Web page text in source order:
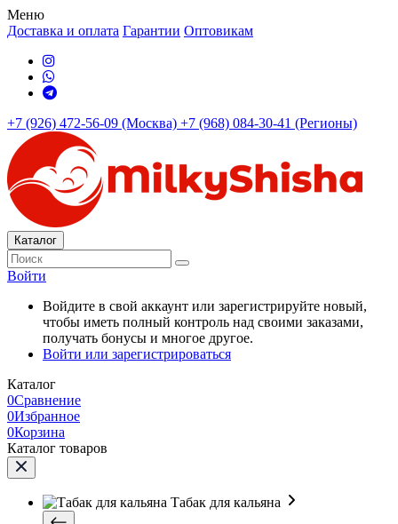
Меню
Доставка и оплата Гарантии Оптовикам
+7 (926) 472-56-09 (Москва) +7 (968) 084-30-41 (Регионы)
Каталог
Войти
Войдите в свой аккаунт или зарегистрируйте новый,
чтобы иметь полный контроль над своими заказами,
получать бонусы и многое другое.
Войти или зарегистрироваться
Каталог
0Сравнение
0Избранное
0Корзина
Каталог товаров
Табак для кальяна